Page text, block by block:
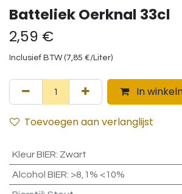
Batteliek Oerknal 33cl
2,59 €
Inclusief BTW (7,85 €/Liter)
In
Toevoegen aan verlanglijst
Kleur BIER: Zwart
Alcohol BIER: >8,1% <10%